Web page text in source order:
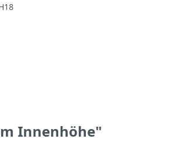
Innenhöhe"